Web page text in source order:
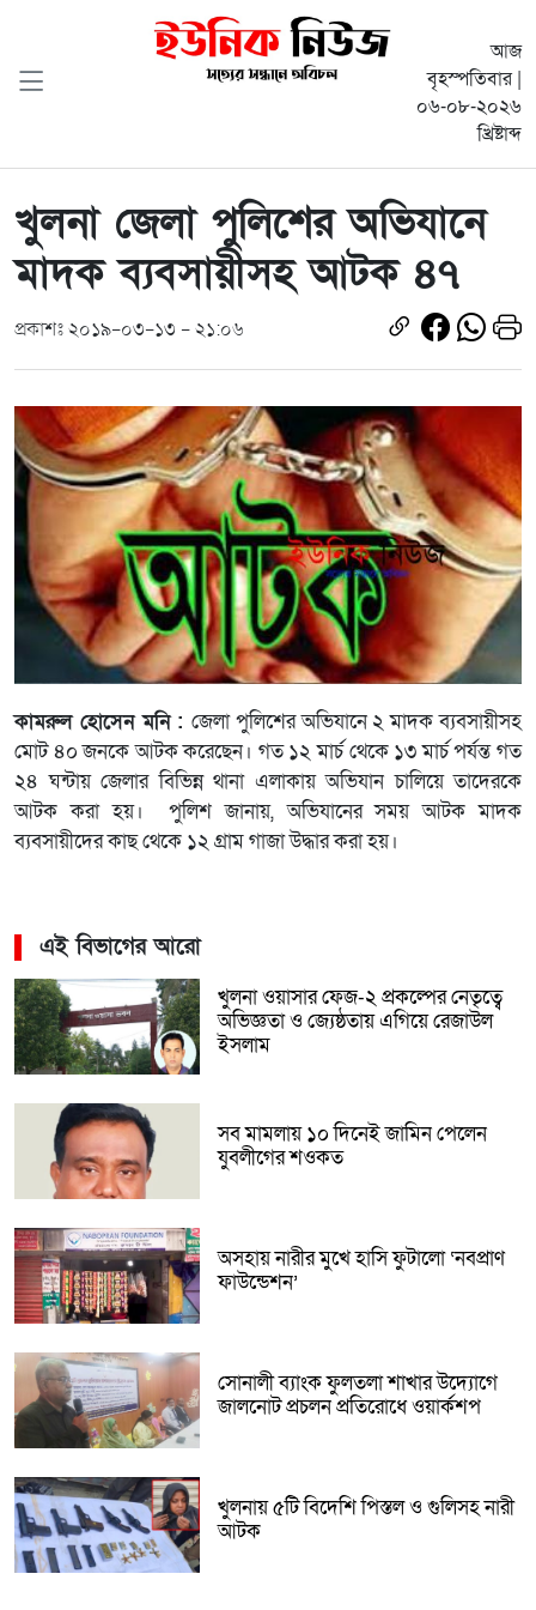
আজ
বৃহস্পতিবার |
০৬-০৮-২০২৬
খ্রিষ্টাব্দ
খুলনা জেলা পুলিশের অভিযানে
মাদক ব্যবসায়ীসহ আটক ৪৭
প্রকাশঃ ২০১৯-০৩-১৩ - ২১:০৬
কামরুল হোসেন মনি :জেলা পুলিশের অভিযানে ২ মাদক ব্যবসায়ীসহ
মোট ৪০ জনকে আটক করেছেন। গত ১২ মার্চ থেকে ১৩ মার্চ পর্যন্ত গত
২৪ ঘন্টায় জেলার বিভিন্ন থানা এলাকায় অভিযান চালিয়ে তাদেরকে
আটক করা হয়। পুলিশ জানায়, অভিযানের সময় আটক মাদক
ব্যবসায়ীদের কাছ থেকে ১২ গ্রাম গাজা উদ্ধার করা হয়।
এই বিভাগের আরো
খুলনা ওয়াসার ফেজ-২ প্রকল্পের নেতৃত্বে
অভিজ্ঞতা ও জ্যেষ্ঠতায় এগিয়ে রেজাউল
ইসলাম
সব মামলায় ১০ দিনেই জামিন পেলেন
যুবলীগের শওকত
অসহায় নারীর মুখে হাসি ফুটালো ‘নবপ্রাণ
ফাউন্ডেশন’
সোনালী ব্যাংক ফুলতলা শাখার উদ্যোগে
জালনোট প্রচলন প্রতিরোধে ওয়ার্কশপ
খুলনায় ৫টি বিদেশি পিস্তল ও গুলিসহ নারী
আটক